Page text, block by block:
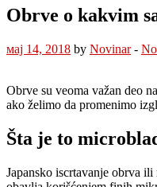
Obrve o kakvim
мај 14, 2018 by Novinar-
Obrve su veoma važan deo
ako želimo da promenimo
Šta je to
Japansko iscrtavanje obrva